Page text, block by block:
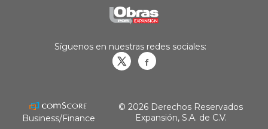
Síguenos en nuestras redes sociales:
Business/Finance
© 2026 Derechos Reservados
Expansión, S.A. de C.V.